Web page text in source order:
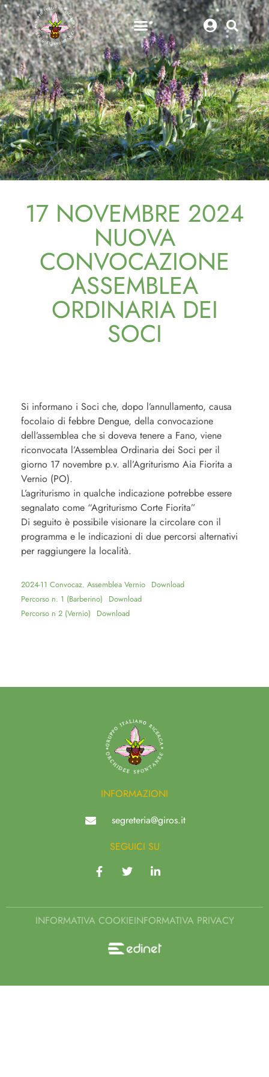
17 NOVEMBRE 2024
NUOVA
CONVOCAZIONE
ASSEMBLEA
ORDINARIA DEI
SOCI
Si informano i Soci che, dopo l’annullamento, causa
focolaio di febbre Dengue, della convocazione
dell’assemblea che si doveva tenere a Fano, viene
riconvocata l’Assemblea Ordinaria dei Soci per il
giorno 17 novembre p.v. all’Agriturismo Aia Fiorita a
Vernio (PO).
L’agriturismo in qualche indicazione potrebbe essere
segnalato come “Agriturismo Corte Fiorita”
Di seguito è possibile visionare la circolare con il
programma e le indicazioni di due percorsi alternativi
per raggiungere la località.
2024-11 Convocaz. Assemblea Vernio Download
Percorso n. 1 (Barberino)
Download
Percorso n 2 (Vernio)
Download
INFORMAZIONI
segreteria@giros.it
SEGUICI SU
INFORMATIVA COOKIEINFORMATIVA PRIVACY